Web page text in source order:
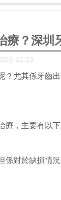
療？深圳
12-13
？尤其係牙齒
，主要有以下
係對於缺損情